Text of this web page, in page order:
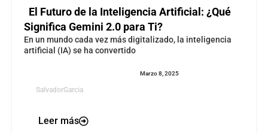
El Futuro de la Inteligencia Artificial: ¿Qué
Significa Gemini 2.0 para Ti?
En un mundo cada vez más digitalizado, la inteligencia
artificial (IA) se ha convertido
SalvadorGarcia
Marzo 8, 2025
Leer más